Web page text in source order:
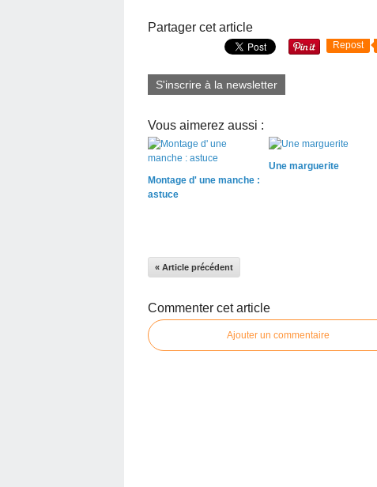
Partager cet article
Repost
S'inscrire à la newsletter
Vous aimerez aussi :
Montage d' une manche :
astuce
Une marguerite
« Article précédent
Commenter cet article
Ajouter un commentaire